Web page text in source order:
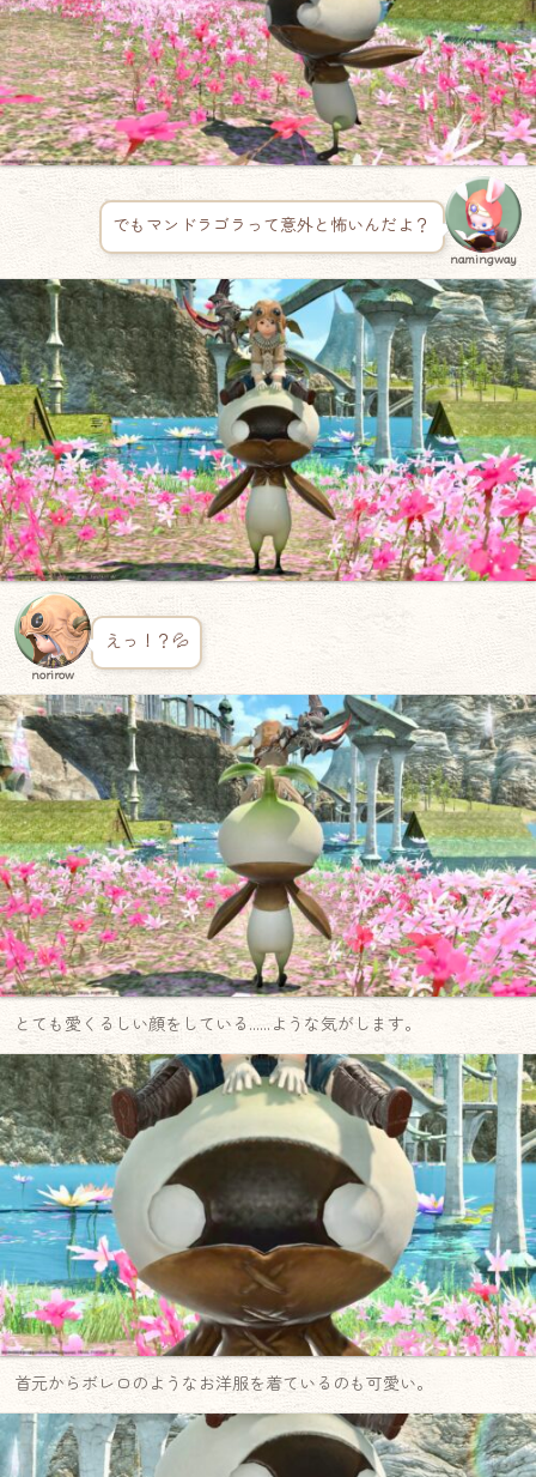
でもマンドラゴラって意外と怖いんだよ？
namingway
norirow
えっ！？💦
とても愛くるしい顔をしている……ような気がします。
首元からボレロのようなお洋服を着ているのも可愛い。